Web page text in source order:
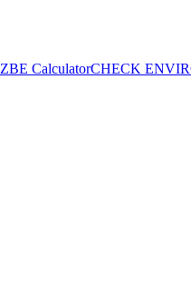
ZBE CalculatorCHECK